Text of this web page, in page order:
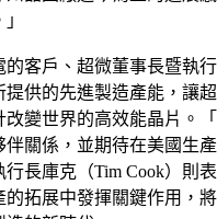
的客戶、超微董事長暨執
提供的先進製造產能，讓
改變世界的高效能晶片。
伴關係，並期待在美國生
行長庫克（Tim Cook）則
的拓展中發揮關鍵作用，